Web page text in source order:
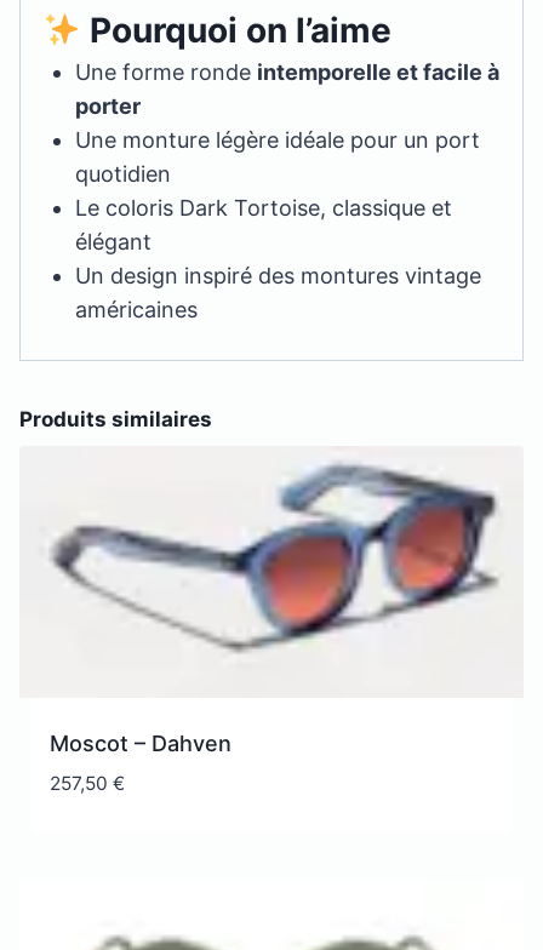
Pourquoi on l’aime
Une forme ronde intemporelle et facile à
porter
Une monture légère idéale pour un port
quotidien
Le coloris Dark Tortoise, classique et
élégant
Un design inspiré des montures vintage
américaines
Produits similaires
Moscot – Dahven
257,50€